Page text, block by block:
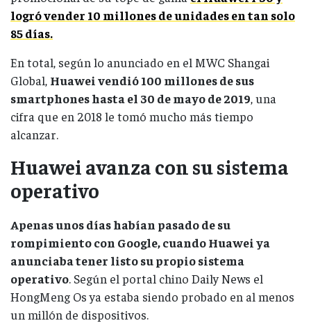
logró vender 10 millones de unidades en tan solo
85 días.
En total, según lo anunciado en el MWC Shangai
Global, Huawei vendió 100 millones de sus
smartphones hasta el 30 de mayo de 2019, una
cifra que en 2018 le tomó mucho más tiempo
alcanzar.
Huawei avanza con su sistema
operativo
Apenas unos días habían pasado de su
rompimiento con Google, cuando Huawei ya
anunciaba tener listo su propio sistema
operativo. Según el portal chino Daily News el
HongMeng Os ya estaba siendo probado en al menos
un millón de dispositivos.